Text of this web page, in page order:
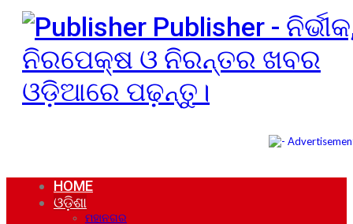
Publisher -
ନିରପେକ୍ଷ ଓ ନିରନ୍ତର ଖବର
ଓଡ଼ିଆରେ ପଢ଼ନ୍ତୁ।
HOME
ଓଡ଼ିଶା
ମହାନଗର